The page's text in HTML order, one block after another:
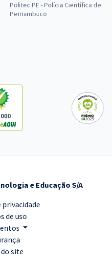
Politec PE - Polícia Científica de
Pernambuco
e Educação S/A
de uso
site